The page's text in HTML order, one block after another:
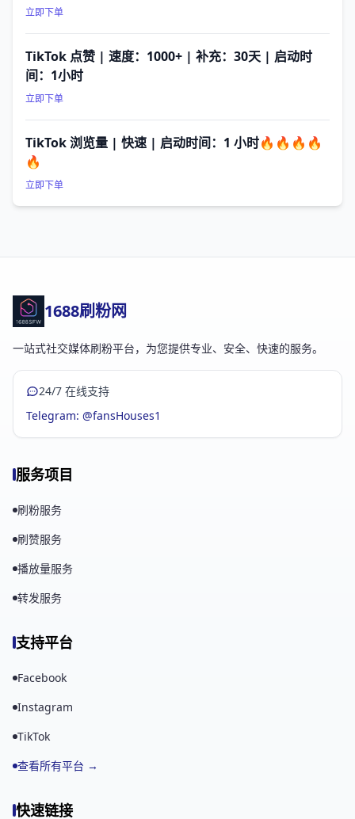
立即下单
TikTok 点赞 | 速度：1000+ | 补充：30天 | 启动时
间：1小时
立即下单
TikTok 浏览量 | 快速 | 启动时间：1 小时🔥🔥🔥🔥
🔥
立即下单
1688刷粉网
一站式社交媒体刷粉平台，为您提供专业、安全、快速的服务。
24/7 在线支持
Telegram: @fansHouses1
服务项目
刷粉服务
刷赞服务
播放量服务
转发服务
支持平台
Facebook
Instagram
TikTok
查看所有平台 →
快速链接